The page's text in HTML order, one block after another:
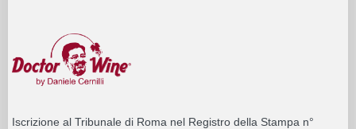
Iscrizione al Tribunale di Roma nel Registro della Stampa n°